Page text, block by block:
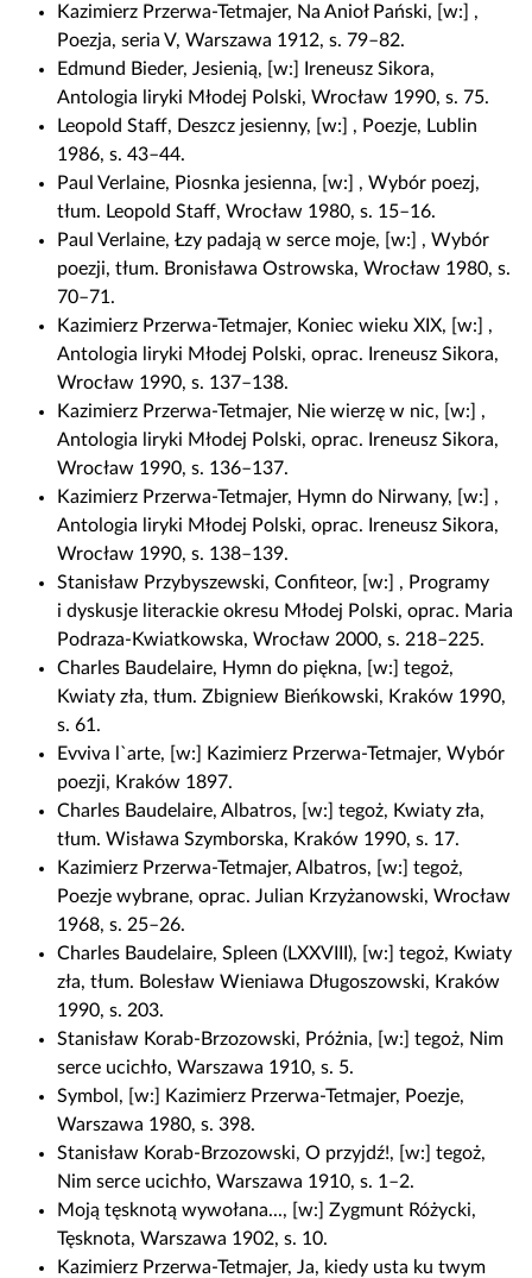
Kazimierz Przerwa-Tetmajer, Na Anioł Pański, [w:] ,
Poezja, seria V, Warszawa 1912, s. 79–82.
Edmund Bieder, Jesienią, [w:] Ireneusz Sikora,
Antologia liryki Młodej Polski, Wrocław 1990, s. 75.
Leopold Staff, Deszcz jesienny, [w:] , Poezje, Lublin
1986, s. 43–44.
Paul Verlaine, Piosnka jesienna, [w:] , Wybór poezj,
tłum. Leopold Staff, Wrocław 1980, s. 15–16.
Paul Verlaine, Łzy padają w serce moje, [w:] , Wybór
poezji, tłum. Bronisława Ostrowska, Wrocław 1980, s.
70–71.
Kazimierz Przerwa-Tetmajer, Koniec wieku XIX, [w:] ,
Antologia liryki Młodej Polski, oprac. Ireneusz Sikora,
Wrocław 1990, s. 137–138.
Kazimierz Przerwa-Tetmajer, Nie wierzę w nic, [w:] ,
Antologia liryki Młodej Polski, oprac. Ireneusz Sikora,
Wrocław 1990, s. 136–137.
Kazimierz Przerwa-Tetmajer, Hymn do Nirwany, [w:] ,
Antologia liryki Młodej Polski, oprac. Ireneusz Sikora,
Wrocław 1990, s. 138–139.
Stanisław Przybyszewski, Confiteor, [w:] , Programy
i dyskusje literackie okresu Młodej Polski, oprac. Maria
Podraza-Kwiatkowska, Wrocław 2000, s. 218–225.
Charles Baudelaire, Hymn do piękna, [w:] tegoż,
Kwiaty zła, tłum. Zbigniew Bieńkowski, Kraków 1990,
s. 61.
Evviva l`arte, [w:] Kazimierz Przerwa-Tetmajer, Wybór
poezji, Kraków 1897.
Charles Baudelaire, Albatros, [w:] tegoż, Kwiaty zła,
tłum. Wisława Szymborska, Kraków 1990, s. 17.
Kazimierz Przerwa-Tetmajer, Albatros, [w:] tegoż,
Poezje wybrane, oprac. Julian Krzyżanowski, Wrocław
1968, s. 25–26.
Charles Baudelaire, Spleen (LXXVIII), [w:] tegoż, Kwiaty
zła, tłum. Bolesław Wieniawa Długoszowski, Kraków
1990, s. 203.
Stanisław Korab-Brzozowski, Próżnia, [w:] tegoż, Nim
serce ucichło, Warszawa 1910, s. 5.
Symbol, [w:] Kazimierz Przerwa-Tetmajer, Poezje,
Warszawa 1980, s. 398.
Stanisław Korab-Brzozowski, O przyjdź!, [w:] tegoż,
Nim serce ucichło, Warszawa 1910, s. 1–2.
Moją tęsknotą wywołana..., [w:] Zygmunt Różycki,
Tęsknota, Warszawa 1902, s. 10.
Kazimierz Przerwa-Tetmajer, Ja, kiedy usta ku twym